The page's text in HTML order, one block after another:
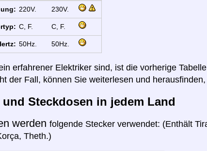
220V. 230V.
C, F. C, F.
50Hz. 50Hz.
erfahrener Elektriker sind, ist die vorherige
der Fall, können Sie weiterlesen und
und Steckdosen in jedem Land
werden folgende Stecker verwendet: (Enthält
Theth.)